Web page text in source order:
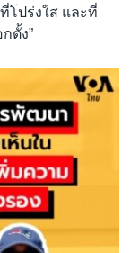
โปร่งใส และที่
ตั้ง”